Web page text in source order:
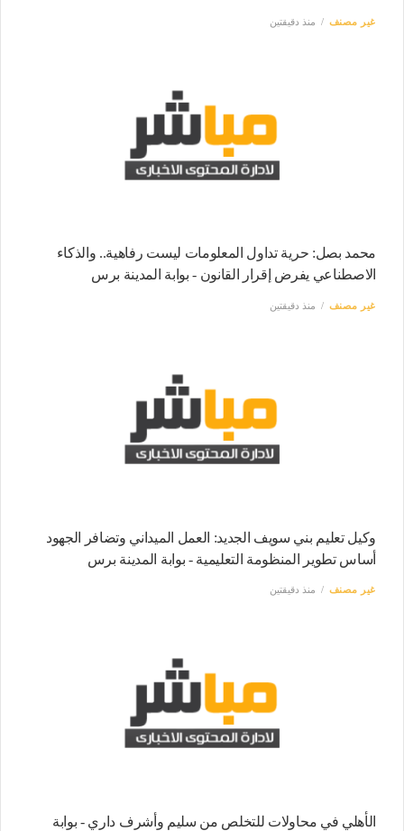
غير مصنف منذ دقيقتين
محمد بصل: حرية تداول المعلومات ليست رفاهية.. والذكاء
الاصطناعي يفرض إقرار القانون - بوابة المدينة برس
غير مصنف منذ دقيقتين
وكيل تعليم بني سويف الجديد: العمل الميداني وتضافر الجهود
أساس تطوير المنظومة التعليمية - بوابة المدينة برس
غير مصنف منذ دقيقتين
الأهلي في محاولات للتخلص من سليم وأشرف داري - بوابة